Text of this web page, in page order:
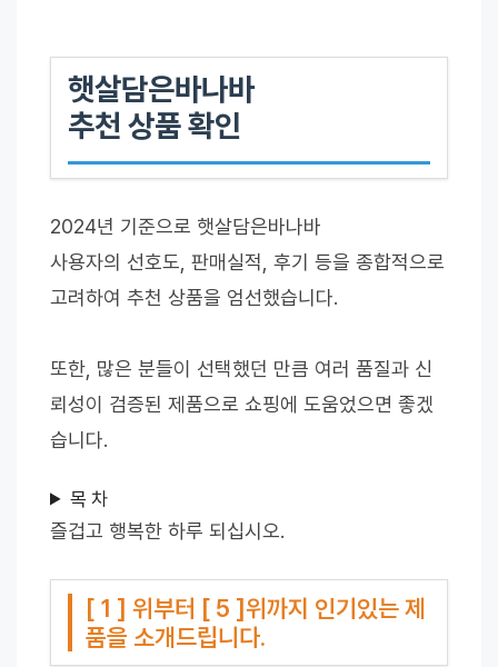
햇살담은바나바
추천 상품 확인
2024년 기준으로 햇살담은바나바
사용자의 선호도, 판매실적, 후기 등을 종합적으로
고려하여 추천 상품을 엄선했습니다.
또한, 많은 분들이 선택했던 만큼 여러 품질과 신
뢰성이 검증된 제품으로 쇼핑에 도움었으면 좋겠
습니다.
목 차
즐겁고 행복한 하루 되십시오.
[ 1 ] 위부터 [ 5 ]위까지 인기있는 제
품을 소개드립니다.